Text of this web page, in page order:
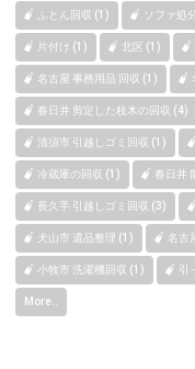
ふとん回収 (1) ソファ処
片付け (1) 北区 (1)
名古屋 事務用品 回収 (1)
春日井 剪定した枝木の回収 (4)
清須市 引越しゴミ回収 (1)
冷蔵庫の回収 (1) 春日井
長久手 引越しゴミ回収 (3)
犬山市 遺品整理 (1) 名古
小牧市 洗濯機回収 (1) 引
More..